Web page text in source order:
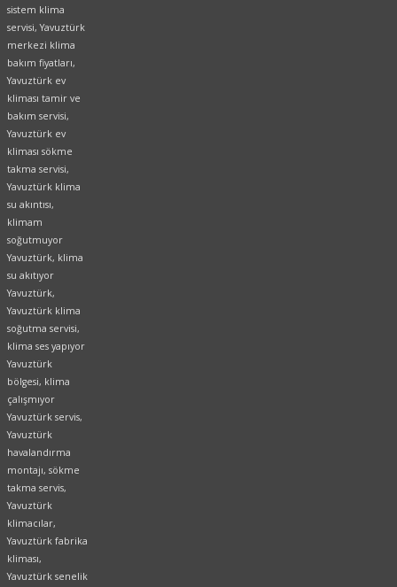
sistem klima
servisi, Yavuztürk
merkezi klima
bakım fiyatları,
Yavuztürk ev
kliması tamir ve
bakım servisi,
Yavuztürk ev
kliması sökme
takma servisi,
Yavuztürk klima
su akıntısı,
klimam
soğutmuyor
Yavuztürk, klima
su akıtıyor
Yavuztürk,
Yavuztürk klima
soğutma servisi,
klima ses yapıyor
Yavuztürk
bölgesi, klima
çalışmıyor
Yavuztürk servis,
Yavuztürk
havalandırma
montajı, sökme
takma servis,
Yavuztürk
klimacılar,
Yavuztürk fabrika
kliması,
Yavuztürk senelik